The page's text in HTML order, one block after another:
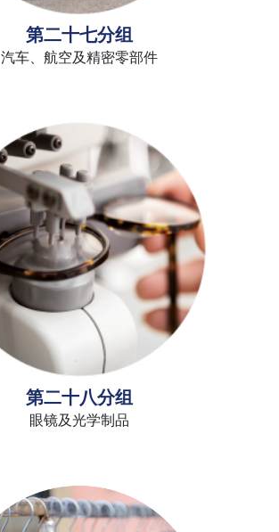
第二十七分组
汽车、航空及精密零部件
第二十八分组
眼镜及光学制品